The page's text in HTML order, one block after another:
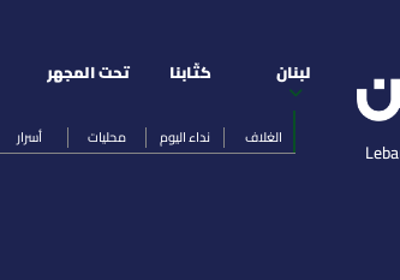
لبنان
الغلاف نداء اليوم محليات أسرار
كتّابنا تحت المجهر